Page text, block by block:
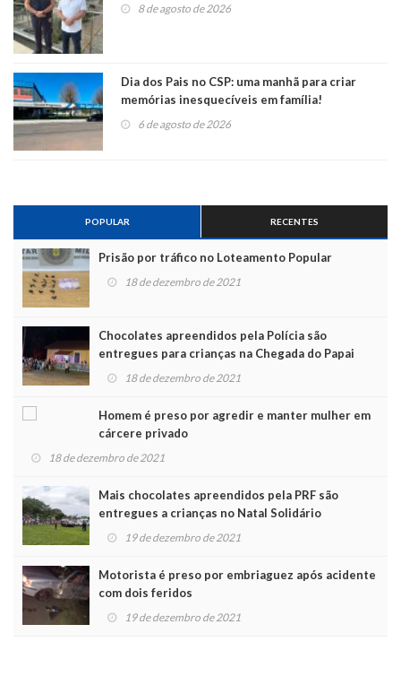
8 de agosto de 2026
Dia dos Pais no CSP: uma manhã para criar
memórias inesquecíveis em família!
6 de agosto de 2026
POPULAR RECENTES
Prisão por tráfico no Loteamento Popular
18 de dezembro de 2021
Chocolates apreendidos pela Polícia são
entregues para crianças na Chegada do Papai
Noel
18 de dezembro de 2021
Homem é preso por agredir e manter mulher em
cárcere privado
18 de dezembro de 2021
Mais chocolates apreendidos pela PRF são
entregues a crianças no Natal Solidário
19 de dezembro de 2021
Motorista é preso por embriaguez após acidente
com dois feridos
19 de dezembro de 2021